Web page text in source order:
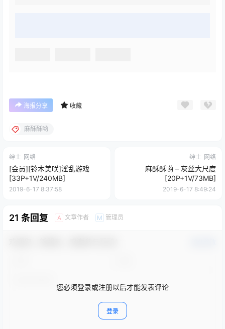
海报分享 收藏
麻酥酥哟
绅士 网络
[会员][铃木美咲]淫乱游戏
[33P+1V/240MB]
2019-6-17 8:37:58
绅士 网络
麻酥酥哟 – 灰丝大尺度
[20P+1V/73MB]
2019-6-17 8:49:24
21 条回复 A 文章作者 M 管理员
您必须登录或注册以后才能发表评论
登录